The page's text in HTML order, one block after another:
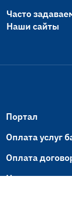
Часто
Наши сайты
Портал
Оплата услуг
Оплата
Навигация